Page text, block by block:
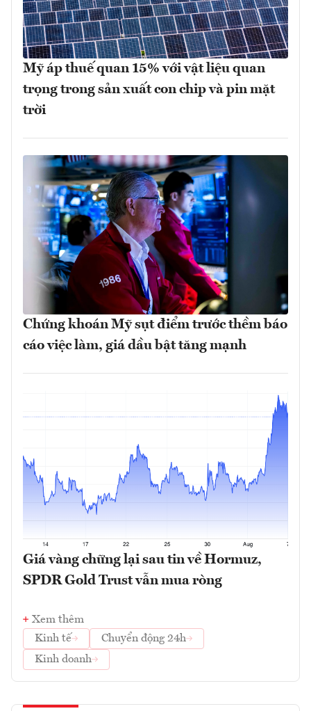
Mỹ áp thuế quan 15% với vật liệu quan
trọng trong sản xuất con chip và pin mặt
trời
Chứng khoán Mỹ sụt điểm trước thềm báo
cáo việc làm, giá dầu bật tăng mạnh
Giá vàng chững lại sau tin về Hormuz,
SPDR Gold Trust vẫn mua ròng
Xem thêm
Kinh tế
Chuyển động 24h
Kinh doanh